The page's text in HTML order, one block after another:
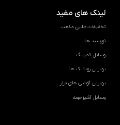
لینک های مفید
تخفیفات طلایی مکعب
نورسید ها
وسایل کمپینگ
بهترین روباتیک ها
بهترین گوشی های بازار
وسایل آشپزخونه